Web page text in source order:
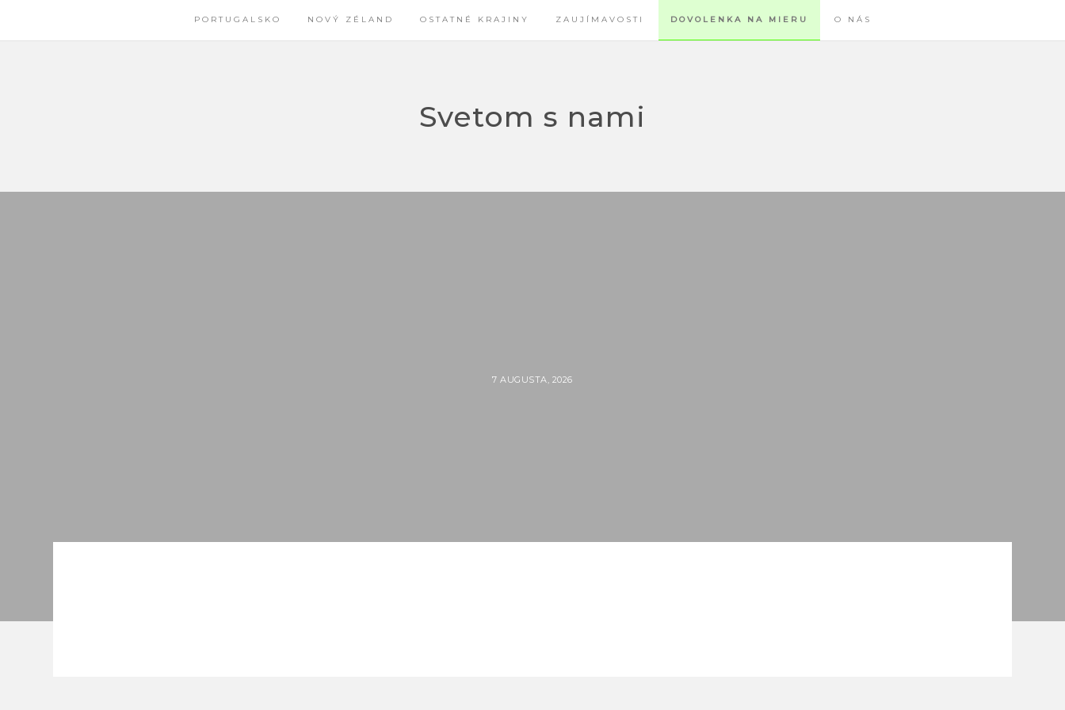
PORTUGALSKO NOVÝ ZÉLAND OSTATNÉ KRAJINY ZAUJÍMAVOSTI DOVOLENKA NA MIERU O NÁS
Svetom s nami
7 AUGUSTA, 2026